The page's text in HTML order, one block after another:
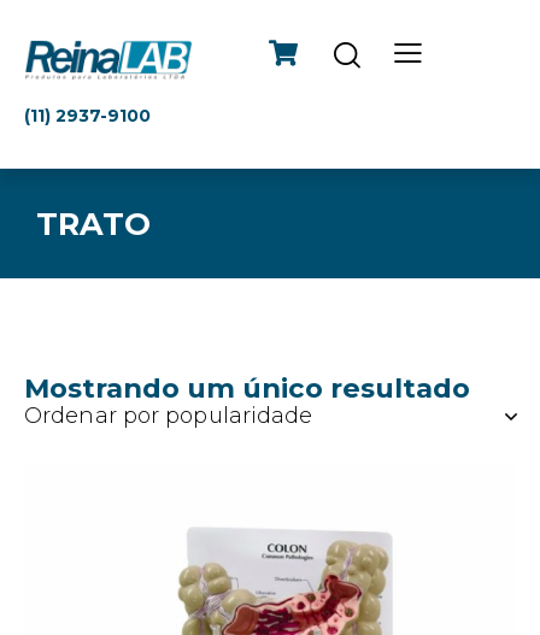
(11) 2937-9100
TRATO
Mostrando um único resultado